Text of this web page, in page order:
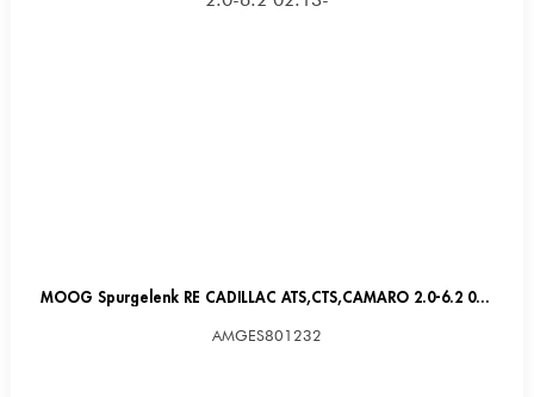
MOOG Spurgelenk RE CADILLAC ATS,CTS,CAMARO 2.0-6.2 02.13-
AMGES801232